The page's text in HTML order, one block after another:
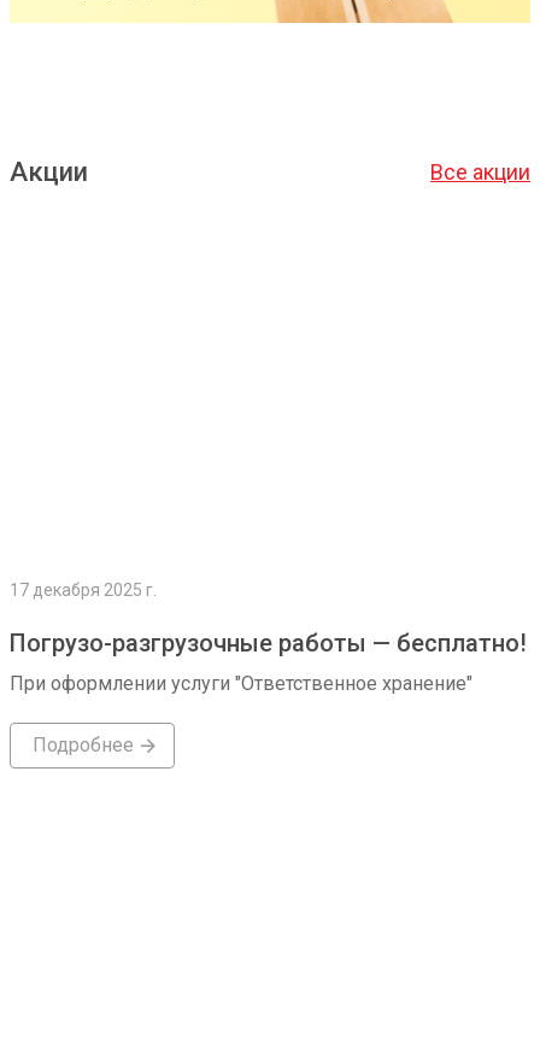
Акции Все акции
17 декабря 2025 г.
Погрузо-разгрузочные работы — бесплатно!
При оформлении услуги "Ответственное хранение"
Подробнее